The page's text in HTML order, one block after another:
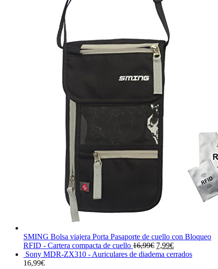
SMING Bolsa viajera Porta Pasaporte de cuello con Bloqueo
RFID - Cartera compacta de cuello 16,99€ El
precio
7,99€El
precio
Sony MDR-ZX310 - Auriculares de diadema cerrados
16,99€